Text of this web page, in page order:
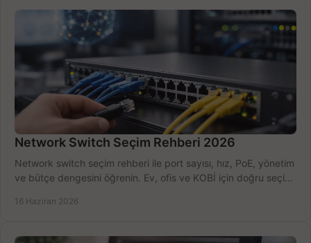
Network Switch Seçim Rehberi 2026
Network switch seçim rehberi ile port sayısı, hız, PoE, yönetim
ve bütçe dengesini öğrenin. Ev, ofis ve KOBİ için doğru seçimi
16 Haziran 2026